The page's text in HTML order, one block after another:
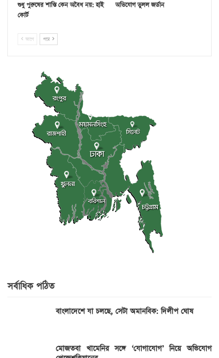
শুধু পুরুষের শাস্তি কেন অবৈধ নয়: হাই
কোর্ট
অভিযোগ তুলল জর্ডান
আগে পরে
সর্বাধিক পঠিত
বাংলাদেশে যা চলছে, সেটা অমানবিক: দিলীপ ঘোষ
মোজতবা খামেনির সঙ্গে ‘যোগাযোগ’ নিয়ে অভিযোগ